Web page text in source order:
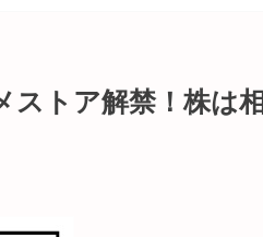
ストア解禁！株は相